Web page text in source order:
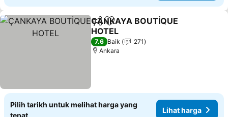
KongsiTambah ke favorit
ÇANKAYA BOUTİQUE
HOTEL
Lihat harga
7.6 Baik
271
Ankara
Pilih tarikh untuk melihat harga yang
tepat
Lihat harga